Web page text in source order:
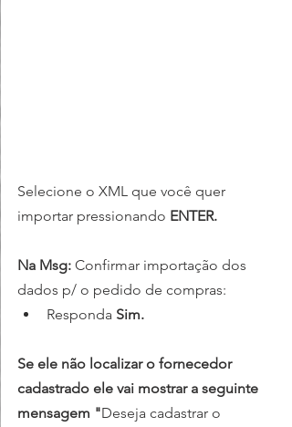
Selecione o XML que você quer
importar pressionando ENTER.
Na Msg: Confirmar importação dos
dados p/ o pedido de compras:
Responda Sim.
Se ele não localizar o fornecedor
cadastrado ele vai mostrar a seguinte
mensagem "Deseja cadastrar o